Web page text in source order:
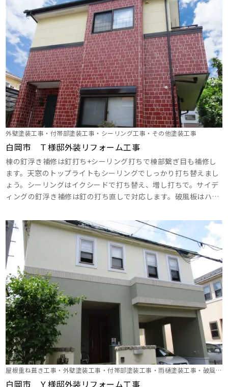
念入りに洗浄します。 駐車スペース、外塀、玄関ポーチもしっ
かりと綺麗に洗浄しますね！ ･･･
外壁塗装工事・付帯部塗装工事・シーリング工事・その他塗装工事
白岡市 Ｔ様邸外装リフォーム工事
棟の釘浮き補修は釘打ち+シーリング打ちで棟部繋ぎ目も補修し
ます。天窓のトップライトもシーリングでしっかり打ち替えまし
ょう。シーリングはイクシードで打ち替え、増し打ちで。サイデ
ィングの釘浮き補修は釘の打ち直しで対応します。破風板はハイ
壁2Ｆ部分は塗りつぶし工法で仕上げます。外壁1Ｆ部分は意匠性
仕上げ工法で4回塗りです。最高級塗料+さらに最高級の仕事をお
約束します。 ･･･
屋根重ね葺き工事・外壁塗装工事・付帯部塗装工事・雨樋塗装工事・破風
板・軒天塗装・シャッターボックス塗装・外塀塗装
白岡市 Ｙ様邸外装リフォーム工事